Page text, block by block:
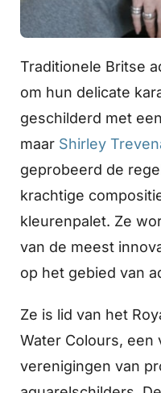
Traditionele Britse
om hun delicate
geschilderd met
maar Shirley
geprobeerd de
krachtige
kleurenpalet. Ze
van de meest
op het gebied van
Ze is lid van het
Water Colours, een
verenigingen van